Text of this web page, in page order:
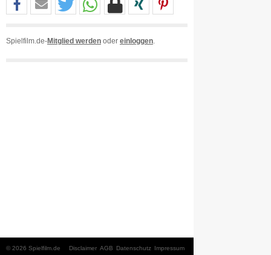
Spielfilm.de-Mitglied werden oder einloggen
© 2026 Spielfilm.de Impressum
Datenschutz
AGB
Disclaimer